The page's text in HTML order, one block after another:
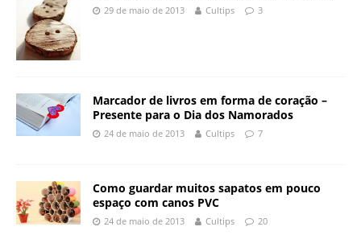
29 de maio de 2013 Cultips 3
Marcador de livros em forma de coração –
Presente para o Dia dos Namorados
24 de maio de 2013 Cultips 7
Como guardar muitos sapatos em pouco
espaço com canos PVC
24 de maio de 2013 Cultips 20